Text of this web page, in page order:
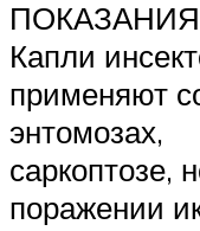
ПОКАЗАНИЯ
Капли
применяют
энтомозах,
саркоптозе,
поражении